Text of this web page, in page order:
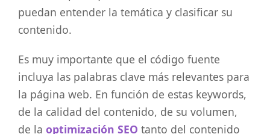
puedan entender la temática y clasificar su
contenido.
Es muy importante que el código fuente
incluya las palabras clave más relevantes para
la página web. En función de estas keywords,
de la calidad del contenido, de su volumen,
de la optimización SEO tanto del contenido